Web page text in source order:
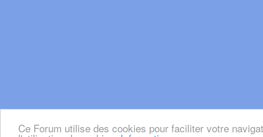
Ce Forum utilise des cookies pour faciliter votre